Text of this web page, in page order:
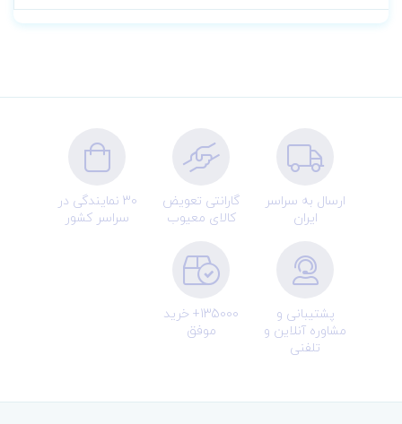
ارسال به سراسر
ایران
گارانتی تعویض
کالای معیوب
30 نمایندگی در
سراسر کشور
پشتیبانی و
مشاوره آنلاین و
تلفنی
135000+ خرید
موفق